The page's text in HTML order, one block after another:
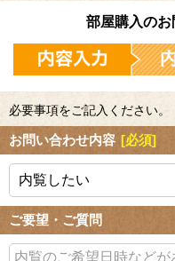
部屋購入の
必要事項をご記入ください。
お問い合わせ内容 [必須]
ご要望・ご質問